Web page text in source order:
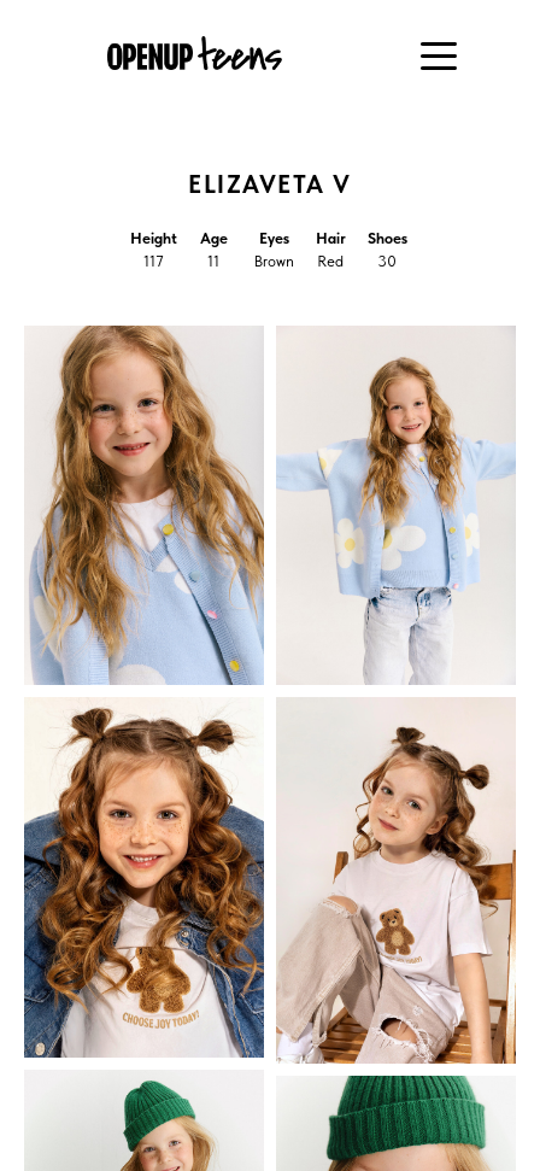
Height
117
Hair
Red
Eyes
Brown
Shoes
30
Age
11
ELIZAVETA V